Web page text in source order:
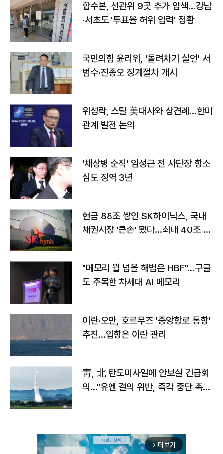
합수본, 선관위 9곳 추가 압색…강남
·서초도 '투표율 허위 입력' 정황
국민의힘 윤리위, '돌려차기 실언' 서
범수·진종오 징계절차 개시
위성락, 스틸 美대사와 상견례…한미
관계 발전 논의
'채상병 순직' 임성근 전 사단장 항소
심도 징역 3년
현금 88조 쌓인 SK하이닉스, 국내
채권시장 '큰손' 됐다…최대 40조 투
"메모리 월 넘을 해법은 HBF"…구글
도 주목한 차세대 AI 메모리
이란·오만, 호르무즈 '중앙항로 통항'
추진…입항은 이란 관리
靑, 北 탄도미사일에 안보실 긴급회
의…"유엔 결의 위반, 즉각 중단 촉
arrow_forward_ios 더보기